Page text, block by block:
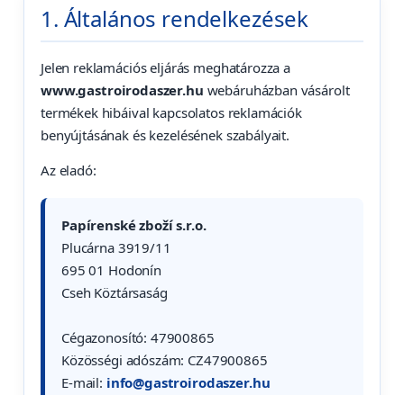
1. Általános rendelkezések
Jelen reklamációs eljárás meghatározza a
www.gastroirodaszer.hu webáruházban vásárolt
termékek hibáival kapcsolatos reklamációk
benyújtásának és kezelésének szabályait.
Az eladó:
Papírenské zboží s.r.o.
Plucárna 3919/11
695 01 Hodonín
Cseh Köztársaság
Cégazonosító: 47900865
Közösségi adószám: CZ47900865
E-mail: info@gastroirodaszer.hu